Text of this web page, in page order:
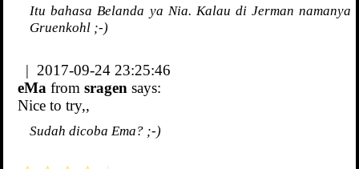
Itu bahasa Belanda ya Nia. Kalau di Jerman namanya
Gruenkohl ;-)
| 2017-09-24 23:25:46
eMa from sragen says:
Nice to try,,
Sudah dicoba Ema? ;-)